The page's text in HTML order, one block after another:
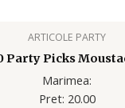
ARTICOLE PARTY
Party Picks
Marimea:
Pret: 20.00